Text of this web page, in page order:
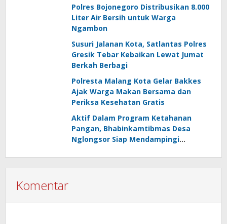
Polres Bojonegoro Distribusikan 8.000
Liter Air Bersih untuk Warga
Ngambon
Susuri Jalanan Kota, Satlantas Polres
Gresik Tebar Kebaikan Lewat Jumat
Berkah Berbagi
Polresta Malang Kota Gelar Bakkes
Ajak Warga Makan Bersama dan
Periksa Kesehatan Gratis
Aktif Dalam Program Ketahanan
Pangan, Bhabinkamtibmas Desa
Nglongsor Siap Mendampingi
Komentar